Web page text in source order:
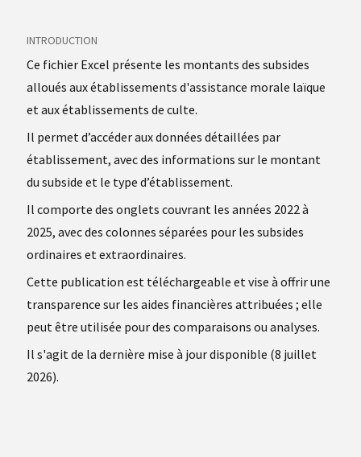
INTRODUCTION
Ce fichier Excel présente les montants des subsides
alloués aux établissements d'assistance morale laïque
et aux établissements de culte.
Il permet d’accéder aux données détaillées par
établissement, avec des informations sur le montant
du subside et le type d’établissement.
Il comporte des onglets couvrant les années 2022 à
2025, avec des colonnes séparées pour les subsides
ordinaires et extraordinaires.
Cette publication est téléchargeable et vise à offrir une
transparence sur les aides financières attribuées ; elle
peut être utilisée pour des comparaisons ou analyses.
Il s'agit de la dernière mise à jour disponible (8 juillet
2026).